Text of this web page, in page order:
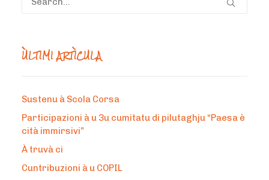
ÙLTIMI ARTÌCULA
Sustenu à Scola Corsa
Participazioni à u 3u cumitatu di pilutaghju “Paesa è
cità immirsivi”
À truvà ci
Cuntribuzioni à u COPIL